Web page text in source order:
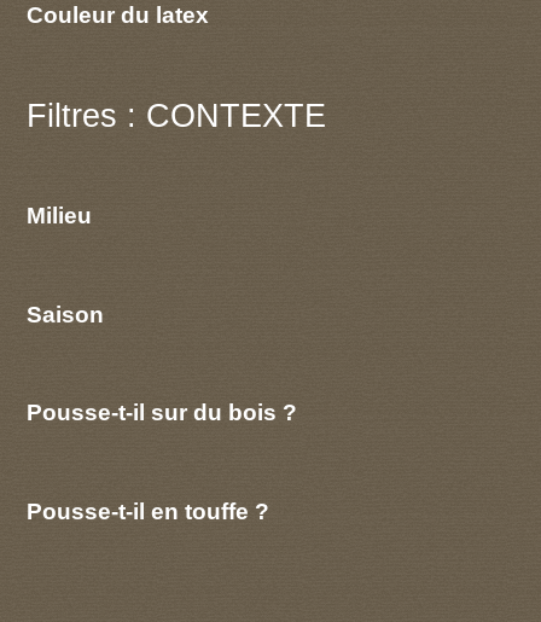
Couleur du latex
Filtres : CONTEXTE
Milieu
Saison
Pousse-t-il sur du bois ?
Pousse-t-il en touffe ?